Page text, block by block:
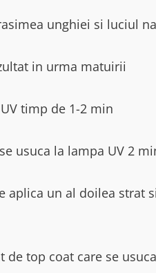
unghiei si luciul
in urma matuirii
timp de 1-2 min
usuca la lampa UV 2
aplica un al doilea strat
top coat care se